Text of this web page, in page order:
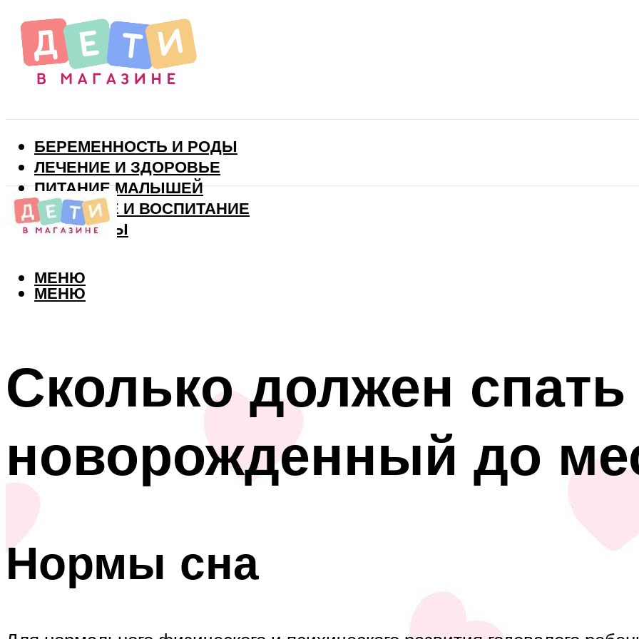
БЕРЕМЕННОСТЬ И РОДЫ
ЛЕЧЕНИЕ И ЗДОРОВЬЕ
ПИТАНИЕ МАЛЫШЕЙ
РАЗВИТИЕ И ВОСПИТАНИЕ
ВИТАМИНЫ
МЕНЮ
МЕНЮ
Сколько должен спать
новорожденный до
Нормы сна